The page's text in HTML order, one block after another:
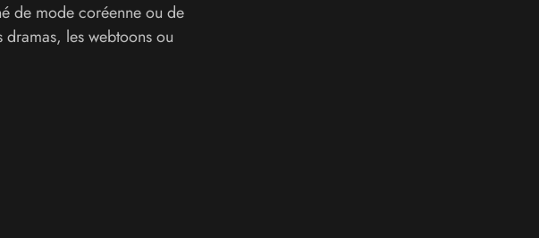
de mode coréenne ou de
les webtoons ou